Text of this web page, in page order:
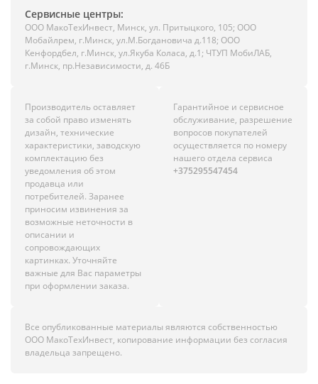
Сервисные центры:
ООО МакоТехИнвест, Минск, ул. Притыцкого, 105; ООО
Мобайлрем, г.Минск, ул.М.Богдановича д.118; ООО
Кенфордбел, г.Минск, ул.Якуба Коласа, д.1; ЧТУП МобиЛАБ,
г.Минск, пр.Независимости, д. 46Б
Производитель оставляет
за собой право изменять
дизайн, технические
характеристики, заводскую
комплектацию без
уведомления об этом
продавца или
потребителей. Заранее
приносим извинения за
возможные неточности в
описании и
сопровождающих
картинках. Уточняйте
важные для Вас параметры
при оформлении заказа.
Гарантийное и сервисное
обслуживание, разрешение
вопросов покупателей
осуществляется по номеру
нашего отдела сервиса
+375295547454
Все опубликованные материалы являются собственностью
ООО МакоТехИнвест, копирование информации без согласия
владельца запрещено.